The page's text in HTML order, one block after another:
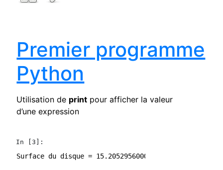
Premier programme
Python
Utilisation de print pour afficher la valeur
d’une expression
In [3]: